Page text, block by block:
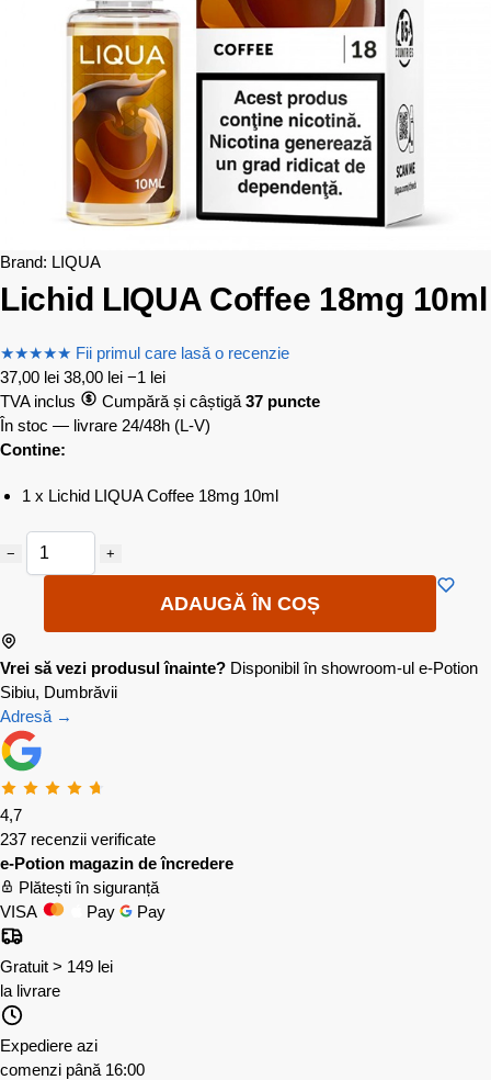
Brand: LIQUA
Lichid LIQUA Coffee 18mg 10ml
★★★★★ Fii primul care lasă o recenzie
37,00 lei 38,00 lei −1 lei
TVA inclus
Cumpără și câștigă 37 puncte
În stoc — livrare 24/48h (L-V)
Contine:
1 x Lichid LIQUA Coffee 18mg 10ml
− +
ADAUGĂ ÎN COȘ
Vrei să vezi produsul înainte? Disponibil în showroom-ul e-Potion
Sibiu, Dumbrăvii
Adresă →
4,7
237 recenzii verificate
e-Potion magazin de încredere
Plătești în siguranță
VISA
Pay Pay
Gratuit > 149 lei
la livrare
Expediere azi
comenzi până 16:00